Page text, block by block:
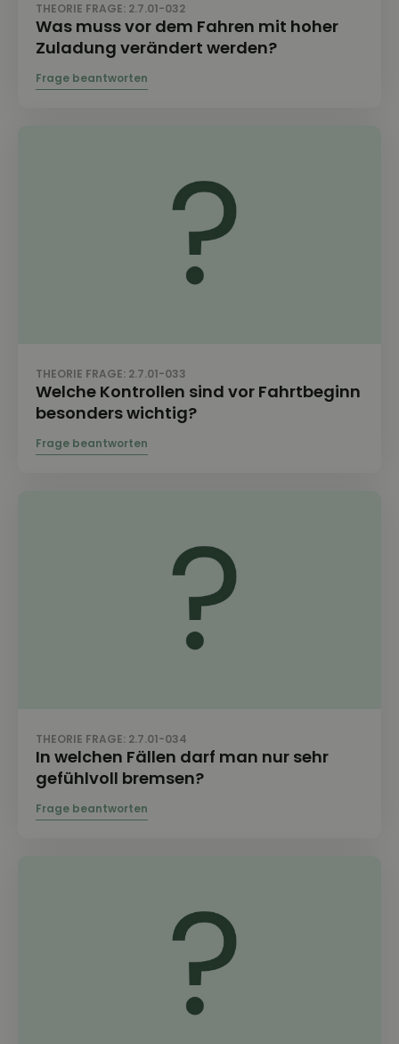
THEORIE FRAGE: 2.7.01-032
Was muss vor dem Fahren mit hoher
Zuladung verändert werden?
THEORIE FRAGE: 2.7.01-033
Welche Kontrollen sind vor Fahrtbeginn
besonders wichtig?
THEORIE FRAGE: 2.7.01-034
In welchen Fällen darf man nur sehr
gefühlvoll bremsen?